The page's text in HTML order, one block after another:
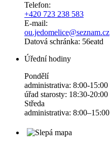
Telefon:
+420 723 238 583
E-mail:
ou.jedomelice@seznam.cz
Datová schránka: 56eatd
Úřední hodiny
Pondělí
administrativa: 8:00-15:00
úřad starosty: 18:30-20:00
Středa
administrativa: 8:00–15:00